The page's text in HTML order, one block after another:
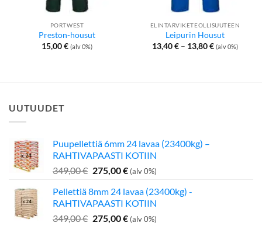
PORTWEST
Preston-housut
15,00€ (alv 0%)
ELINTARVIKETEOLLISUUTEEN
Leipurin Housut
13,40€ – 13,80€Hintaluokka:
13,40 €
(alv 0%)
UUTUUDET
Puupellettiä 6mm 24 lavaa (23400kg) –
RAHTIVAPAASTI KOTIIN
349,00€ Alkuperäinen
oli:
349,00 €.
275,00€Nykyinen
on:
275,00 €.
(alv 0%)
Pellettiä 8mm 24 lavaa (23400kg) -
RAHTIVAPAASTI KOTIIN
349,00€ Alkuperäinen
275,00€Nykyinen
(alv 0%)